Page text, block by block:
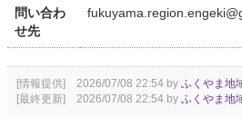
問い合わ
せ先
[情報提供] 2026/07/08 22:54 by ふくやま地
[最終更新] 2026/07/08 22:54 by ふくやま地